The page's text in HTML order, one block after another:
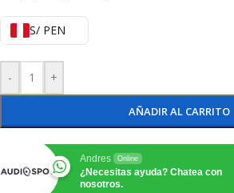
S/ PEN
- +
AÑADIR AL CARRITO
Andres Online
¿Necesitas ayuda? Chatea con
nosotros.